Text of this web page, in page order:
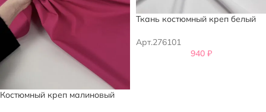
Костюмный креп малиновый
Ткань костюмный креп белый
Арт.276101
940 ₽